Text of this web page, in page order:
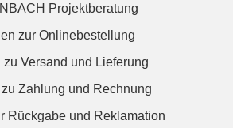
Projektberatung
zur Onlinebestellung
zu Versand und Lieferung
Zahlung und Rechnung
Rückgabe und Reklamation